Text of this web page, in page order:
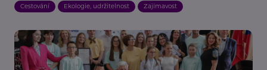
Cestování Ekologie, udržitelnost Zajímavost